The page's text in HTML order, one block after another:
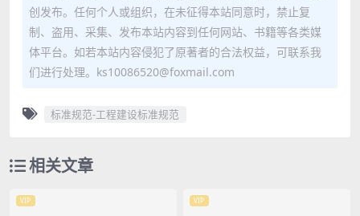
创发布。任何个人或组织，在未征得本站同意时，禁止复
制、盗用、采集、发布本站内容到任何网站、书籍等各类媒
体平台。如若本站内容侵犯了原著者的合法权益，可联系我
们进行处理。ks10086520@foxmail.com
标准规范-工程建设标准规范
相关文章
VIP VIP